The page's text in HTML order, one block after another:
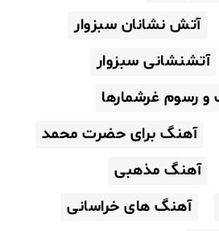
آتش نشانان سبزوار
آتشنشانی سبزوار
و رسوم غرشمارها
آهنگ برای حضرت محمد
آهنگ مذهبی
آهنگ های خراسانی